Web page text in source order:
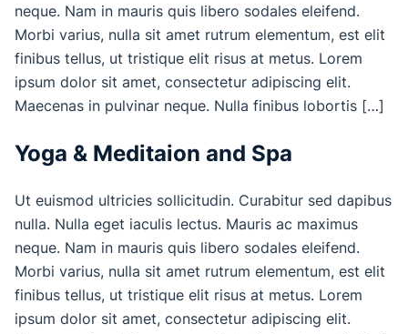
neque. Nam in mauris quis libero sodales eleifend.
Morbi varius, nulla sit amet rutrum elementum, est elit
finibus tellus, ut tristique elit risus at metus. Lorem
ipsum dolor sit amet, consectetur adipiscing elit.
Maecenas in pulvinar neque. Nulla finibus lobortis […]
Yoga & Meditaion and Spa
Ut euismod ultricies sollicitudin. Curabitur sed dapibus
nulla. Nulla eget iaculis lectus. Mauris ac maximus
neque. Nam in mauris quis libero sodales eleifend.
Morbi varius, nulla sit amet rutrum elementum, est elit
finibus tellus, ut tristique elit risus at metus. Lorem
ipsum dolor sit amet, consectetur adipiscing elit.